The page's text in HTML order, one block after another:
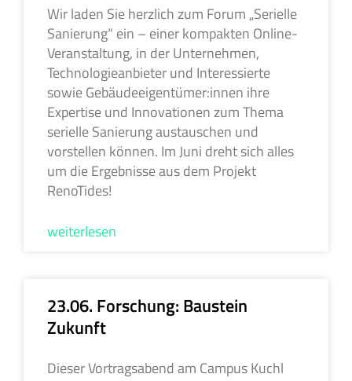
Wir laden Sie herzlich zum Forum „Serielle
Sanierung“ ein – einer kompakten Online-
Veranstaltung, in der Unternehmen,
Technologieanbieter und Interessierte
sowie Gebäudeeigentümer:innen ihre
Expertise und Innovationen zum Thema
serielle Sanierung austauschen und
vorstellen können. Im Juni dreht sich alles
um die Ergebnisse aus dem Projekt
RenoTides!
weiterlesen
23.06. Forschung: Baustein
Zukunft
Dieser Vortragsabend am Campus Kuchl